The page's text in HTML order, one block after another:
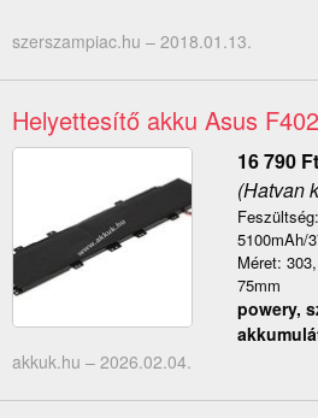
szerszampiac.hu – 2018.01.13.
Helyettesítő akku Asus
16 790 Ft
(Hatvan
5100mAh/
Méret:
75mm
powery,
akkuk.hu – 2026.02.04.